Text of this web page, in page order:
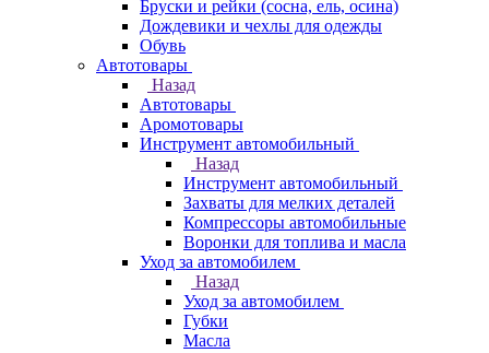
Бруски и рейки (сосна, ель, осина)
Дождевики и чехлы для одежды
Обувь
Автотовары
Назад
Автотовары
Аромотовары
Инструмент автомобильный
Назад
Инструмент автомобильный
Захваты для мелких деталей
Компрессоры автомобильные
Воронки для топлива и масла
Уход за автомобилем
Назад
Уход за автомобилем
Губки
Масла